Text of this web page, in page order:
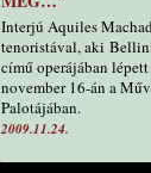
Interjú Aquiles
tenoristával, aki
című operájában
november 16-án a
Palotájában.
2009.11.24.